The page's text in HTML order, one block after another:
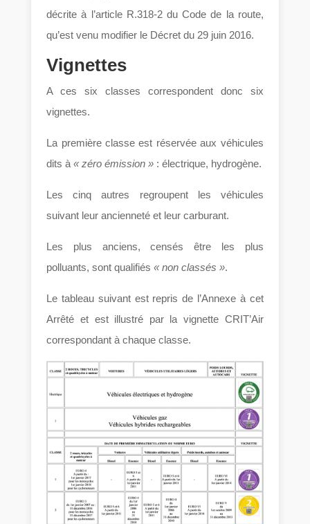
décrite à l’article R.318-2 du Code de la route,
qu’est venu modifier le Décret du 29 juin 2016.
Vignettes
A ces six classes correspondent donc six
vignettes.
La première classe est réservée aux véhicules
dits à« zéro émission » : électrique, hydrogène.
Les cinq autres regroupent les véhicules
suivant leur ancienneté et leur carburant.
Les plus anciens, censés être les plus
polluants, sont qualifiés« non classés ».
Le tableau suivant est repris de l’Annexe à cet
Arrêté et est illustré par la vignette CRIT’Air
correspondant à chaque classe.